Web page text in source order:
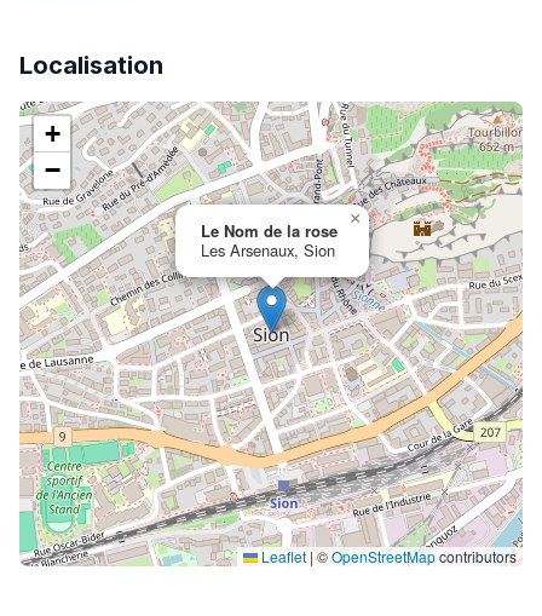
Localisation
Le Nom de la rose
Les Arsenaux, Sion
×
+
−
Leaflet | ©OpenStreetMapcontributors